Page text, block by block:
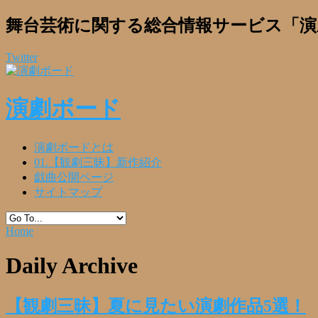
舞台芸術に関する総合情報サービス「演
Twitter
演劇ボード
演劇ボードとは
01.【観劇三昧】新作紹介
戯曲公開ページ
サイトマップ
Home
Daily Archive
【観劇三昧】夏に見たい演劇作品5選！